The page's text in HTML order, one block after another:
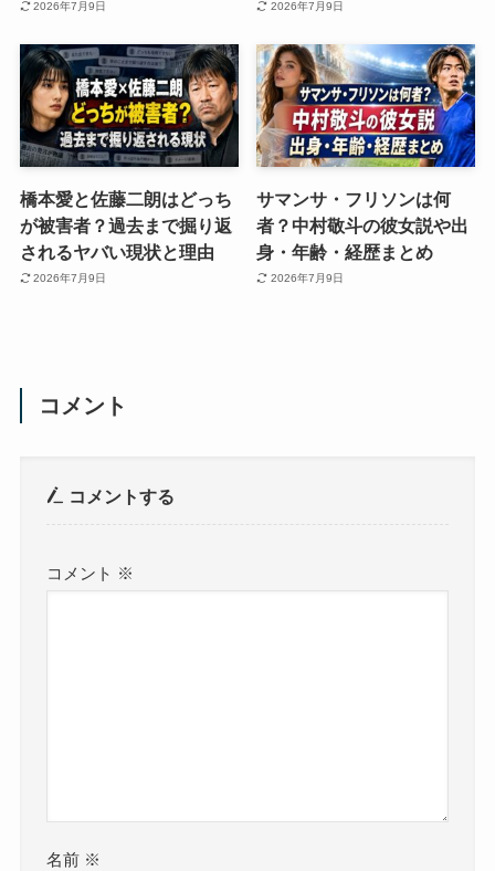
2026年7月9日 2026年7月9日
橋本愛と佐藤二朗はどっち
が被害者？過去まで掘り返
されるヤバい現状と理由
2026年7月9日
サマンサ・フリソンは何
者？中村敬斗の彼女説や出
身・年齢・経歴まとめ
2026年7月9日
コメント
コメントする
コメント ※
名前 ※